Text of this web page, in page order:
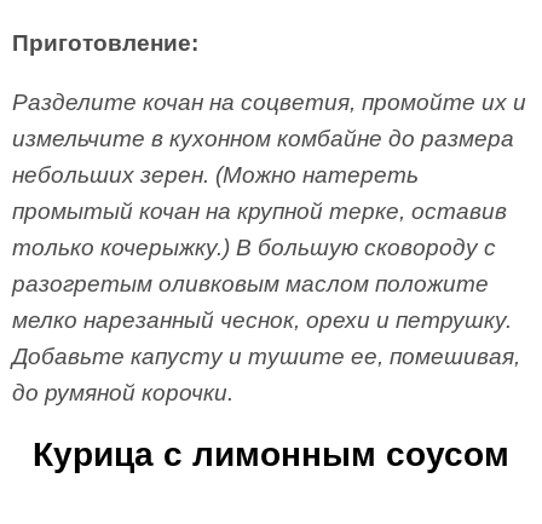
Приготовление:
Разделите кочан на соцветия, промойте их и
измельчите в кухонном комбайне до размера
небольших зерен. (Можно натереть
промытый кочан на крупной терке, оставив
только кочерыжку.) В большую сковороду с
разогретым оливковым маслом положите
мелко нарезанный чеснок, орехи и петрушку.
Добавьте капусту и тушите ее, помешивая,
до румяной корочки.
Курица с лимонным соусом